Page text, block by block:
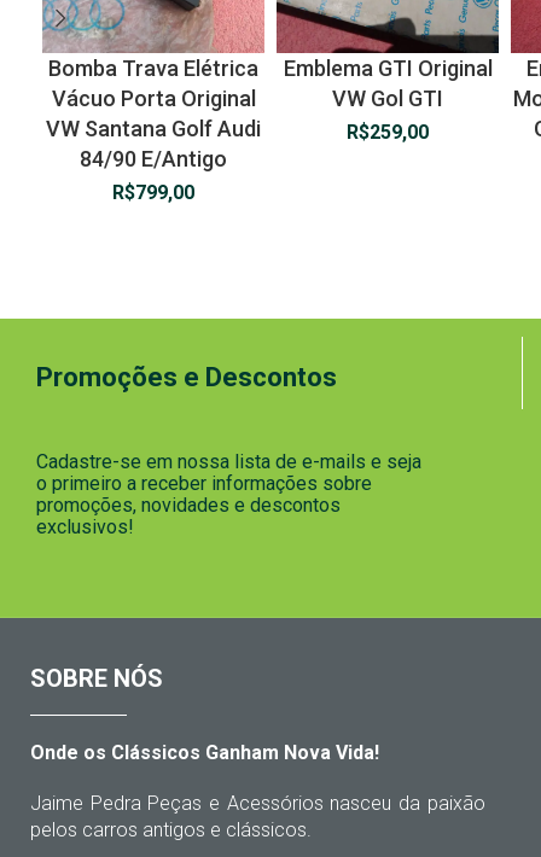
Bomba Trava Elétrica
Vácuo Porta Original
VW Santana Golf Audi
84/90 E/Antigo
R$799,00
Emblema GTI Original
VW Gol GTI
R$259,00
Promoções e Descontos
Cadastre-se em nossa lista de e-mails e seja
o primeiro a receber informações sobre
promoções, novidades e descontos
exclusivos!
SOBRE NÓS
Onde os Clássicos Ganham Nova Vida!
Jaime Pedra Peças e Acessórios nasceu da paixão
pelos carros antigos e clássicos.